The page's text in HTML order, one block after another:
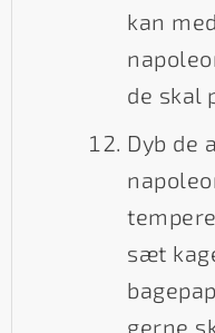
kan
de skal
Dyb de
sæt
gerne